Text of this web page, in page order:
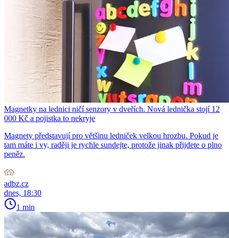
Magnetky na lednici ničí senzory v dveřích. Nová lednička stojí 12
000 Kč a pojistka to nekryje
Magnety představují pro většinu ledniček velkou hrozbu. Pokud je
tam máte i vy, raději je rychle sundejte, protože jinak přijdete o plno
peněz.
adbz.cz
dnes, 18:30
1 min